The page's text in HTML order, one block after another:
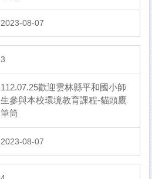
2023-08-07
3
112.07.25歡迎雲林縣平和國小師
生參與本校環境教育課程-貓頭鷹
筆筒
2023-08-07